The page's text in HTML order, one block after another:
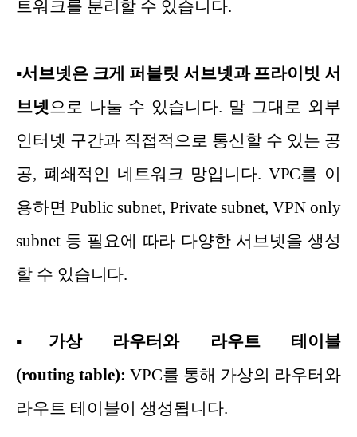
트워크를 분리할 수 있습니다.
▪서브넷은 크게 퍼블릿 서브넷과 프라이빗 서
브넷으로 나눌 수 있습니다. 말 그대로 외부
인터넷 구간과 직접적으로 통신할 수 있는 공
공, 폐쇄적인 네트워크 망입니다. VPC를 이
용하면 Public subnet, Private subnet, VPN only
subnet 등 필요에 따라 다양한 서브넷을 생성
할 수 있습니다.
▪ 가상 라우터와 라우트 테이블
(routing table): VPC를 통해 가상의 라우터와
라우트 테이블이 생성됩니다.